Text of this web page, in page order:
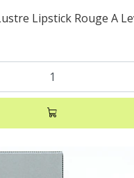
Lipstick Rouge A